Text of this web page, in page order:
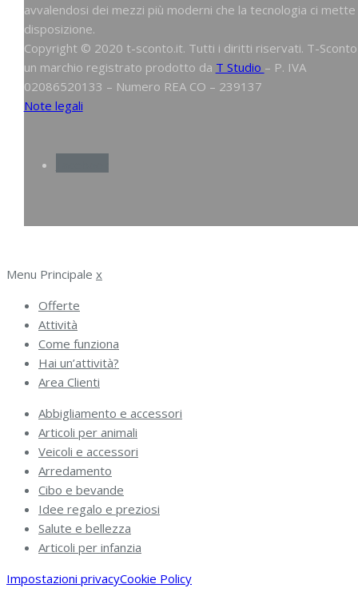
avvalendosi dei mezzi più moderni che la tecnologia ci mette
disposizione.
Copyright © 2020 t-sconto.it. Tutti i diritti riservati. T-
un marchio registrato prodotto da T Studio – P. IVA
02086520133 – Numero REA CO – 239137
Note legali
Menu Principale x
Offerte
Attività
Come funziona
Hai un’attività?
Area Clienti
Abbigliamento e accessori
Articoli per animali
Veicoli e accessori
Arredamento
Cibo e bevande
Idee regalo e preziosi
Salute e bellezza
Articoli per infanzia
Impostazioni privacyCookie Policy